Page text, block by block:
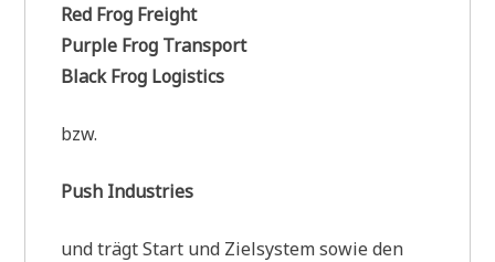
Red Frog Freight
Purple Frog Transport
Black Frog Logistics
bzw.
Push Industries
und trägt Start und Zielsystem sowie den